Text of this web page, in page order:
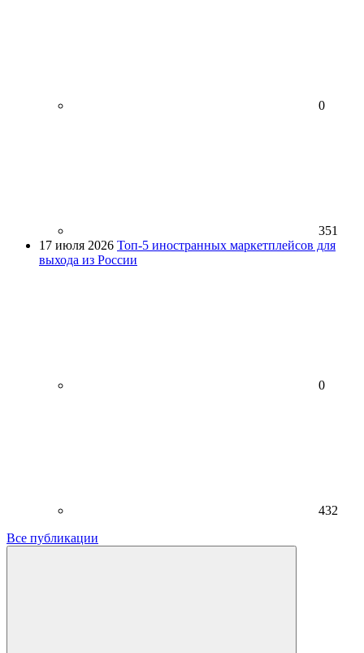
0
351
17 июля 2026 Топ-5 иностранных маркетплейсов для
выхода из России
0
432
Все публикации